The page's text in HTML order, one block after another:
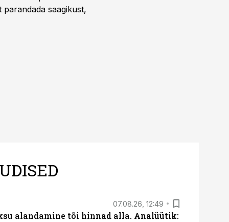
saagikust,
07.08.26, 12:49
alandamine tõi hinnad alla. Analüütik: